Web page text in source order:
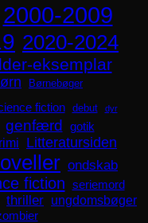
2000-2009
2020-2024
eksemplar
Børnebøger
fiction debut dyr
genfærd
gotik
Litteratursiden
ondskab
fiction seriemord
thriller ungdomsbøger